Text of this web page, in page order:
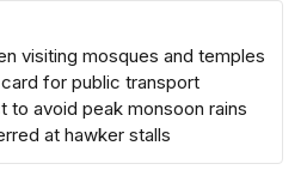
visiting mosques and temples
for public transport
to avoid peak monsoon rains
at hawker stalls